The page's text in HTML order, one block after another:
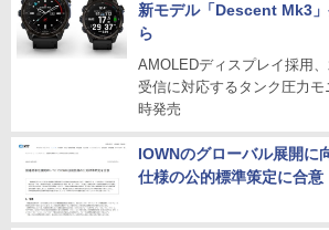
新モデル「Descent Mk3
ら
AMOLEDディスプレイ採用
受信に対応するタンク圧力モ
時発売
IOWNのグローバル展開に
仕様の公的標準策定に合意